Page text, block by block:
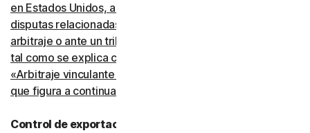
en Estados Unidos, acepta resolver todas las
disputas relacionadas con este acuerdo mediante
arbitraje o ante un tribunal de reclamaciones menores,
tal como se explica con más detalle en la sección
«Arbitraje vinculante y renuncia a acciones colectivas»
que figura a continuación
Control de exportaciones